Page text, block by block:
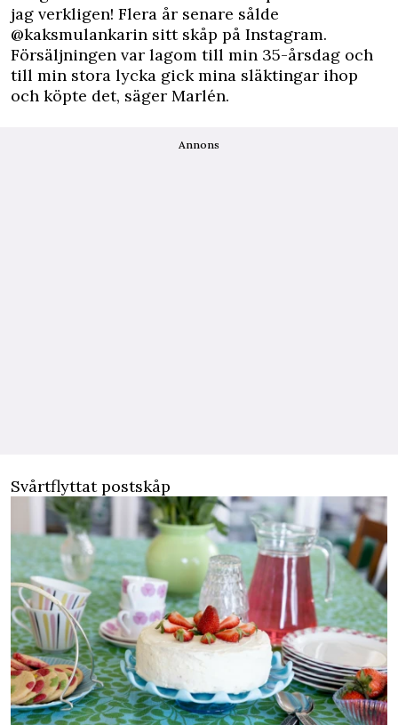
jag verkligen! Flera år senare sålde
@kaksmulankarin sitt skåp på Instagram.
Försäljningen var lagom till min 35-årsdag och
till min stora lycka gick mina släktingar ihop
och köpte det, säger Marlén.
Annons
Svårtflyttat postskåp